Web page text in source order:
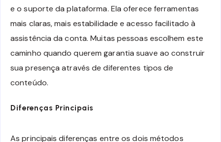
e o suporte da plataforma. Ela oferece ferramentas
mais claras, mais estabilidade e acesso facilitado à
assistência da conta. Muitas pessoas escolhem este
caminho quando querem garantia suave ao construir
sua presença através de diferentes tipos de
conteúdo.
Diferenças Principais
As principais diferenças entre os dois métodos